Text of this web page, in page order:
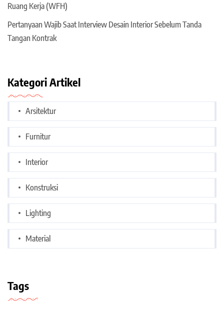
Ruang Kerja (WFH)
Pertanyaan Wajib Saat Interview Desain Interior Sebelum Tanda
Tangan Kontrak
Kategori Artikel
Arsitektur
Furnitur
Interior
Konstruksi
Lighting
Material
Tags